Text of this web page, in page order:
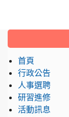
:::
首頁
行政公告
人事選聘
研習進修
活動訊息